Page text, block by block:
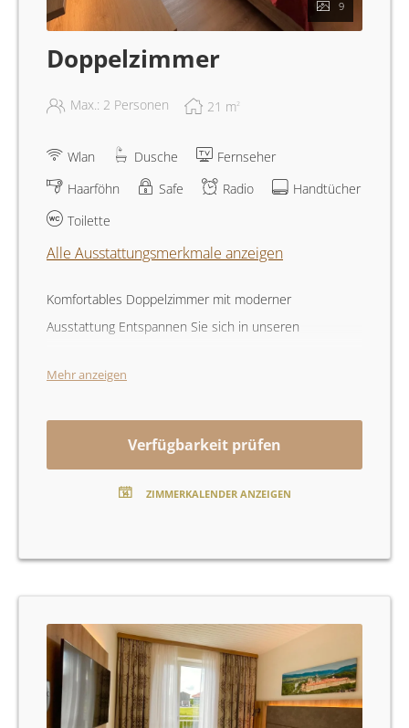
9
Doppelzimmer
Max.: 2 Personen 21 m2
Wlan Dusche
Fernseher
Haarföhn
Safe Radio
Handtücher
Toilette
Alle Ausstattungsmerkmale anzeigen
Komfortables Doppelzimmer mit moderner
Ausstattung Entspannen Sie sich in unseren
Annehmlichkeiten ausgestattet sind. Jedes Zimmer
erholsamen Schlaf. Bleiben Sie mit unserem
Unterhaltung auf dem Fernseher. Ihr Komfort wird
Nichtraucherzimmer, um eine saubere und frische
Umgebung zu gewährleisten.
Mehr anzeigen
Verfügbarkeit prüfen
ZIMMERKALENDER ANZEIGEN